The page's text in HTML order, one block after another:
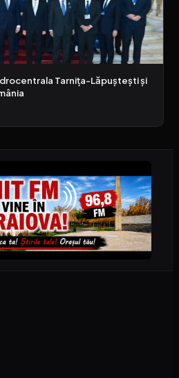
Tarnița-Lăpuștești și